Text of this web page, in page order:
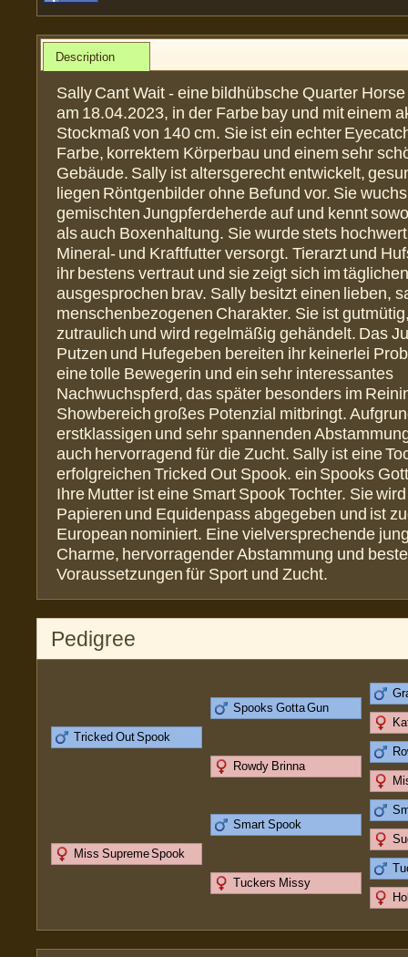
Description
Sally Cant Wait - eine bildhübsche Quarter
am 18.04.2023, in der Farbe bay und mit einem
Stockmaß von 140 cm. Sie ist ein echter
Farbe, korrektem Körperbau und einem sehr
Gebäude. Sally ist altersgerecht entwickelt,
liegen Röntgenbilder ohne Befund vor. Sie
gemischten Jungpferdeherde auf und kennt
als auch Boxenhaltung. Sie wurde stets
Mineral- und Kraftfutter versorgt. Tierarzt und
ihr bestens vertraut und sie zeigt sich im
ausgesprochen brav. Sally besitzt einen lieben,
menschenbezogenen Charakter. Sie ist
zutraulich und wird regelmäßig gehändelt. Das
Putzen und Hufegeben bereiten ihr keinerlei
eine tolle Bewegerin und ein sehr interessantes
Nachwuchspferd, das später besonders im
Showbereich großes Potenzial mitbringt.
erstklassigen und sehr spannenden
auch hervorragend für die Zucht. Sally ist eine
erfolgreichen Tricked Out Spook. ein Spooks
Ihre Mutter ist eine Smart Spook Tochter. Sie
Papieren und Equidenpass abgegeben und ist
European nominiert. Eine vielversprechende
Charme, hervorragender Abstammung und
Voraussetzungen für Sport und Zucht.
Pedigree
Tricked Out Spook
Spooks Gotta Gun
Rowdy Brinna
Miss Supreme Spook
Smart Spook
Tuckers Missy